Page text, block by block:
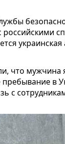
российскими
что мужчина
в
с